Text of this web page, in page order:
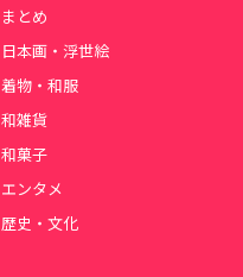
まとめ
日本画・浮世絵
着物・和服
和雑貨
和菓子
エンタメ
歴史・文化